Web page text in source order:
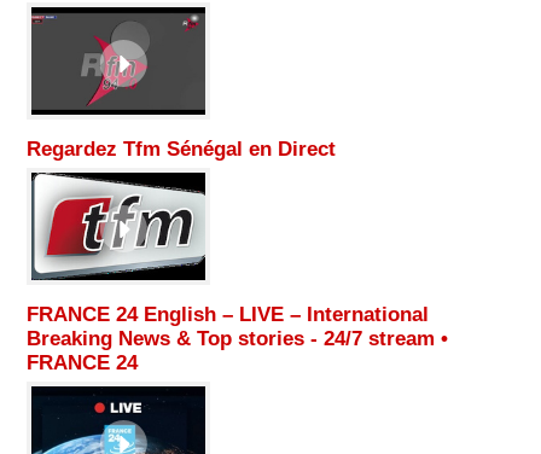
Regardez Tfm Sénégal en Direct
FRANCE 24 English – LIVE – International
Breaking News & Top stories - 24/7 stream •
FRANCE 24